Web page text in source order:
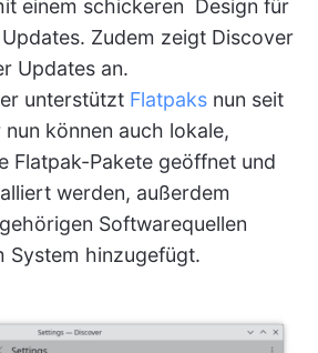
einem schickeren Design für
Zudem zeigt Discover
Updates an.
unterstützt Flatpaksnun seit
können auch lokale,
Flatpak-Pakete geöffnet und
werden, außerdem
Softwarequellen
System hinzugefügt.